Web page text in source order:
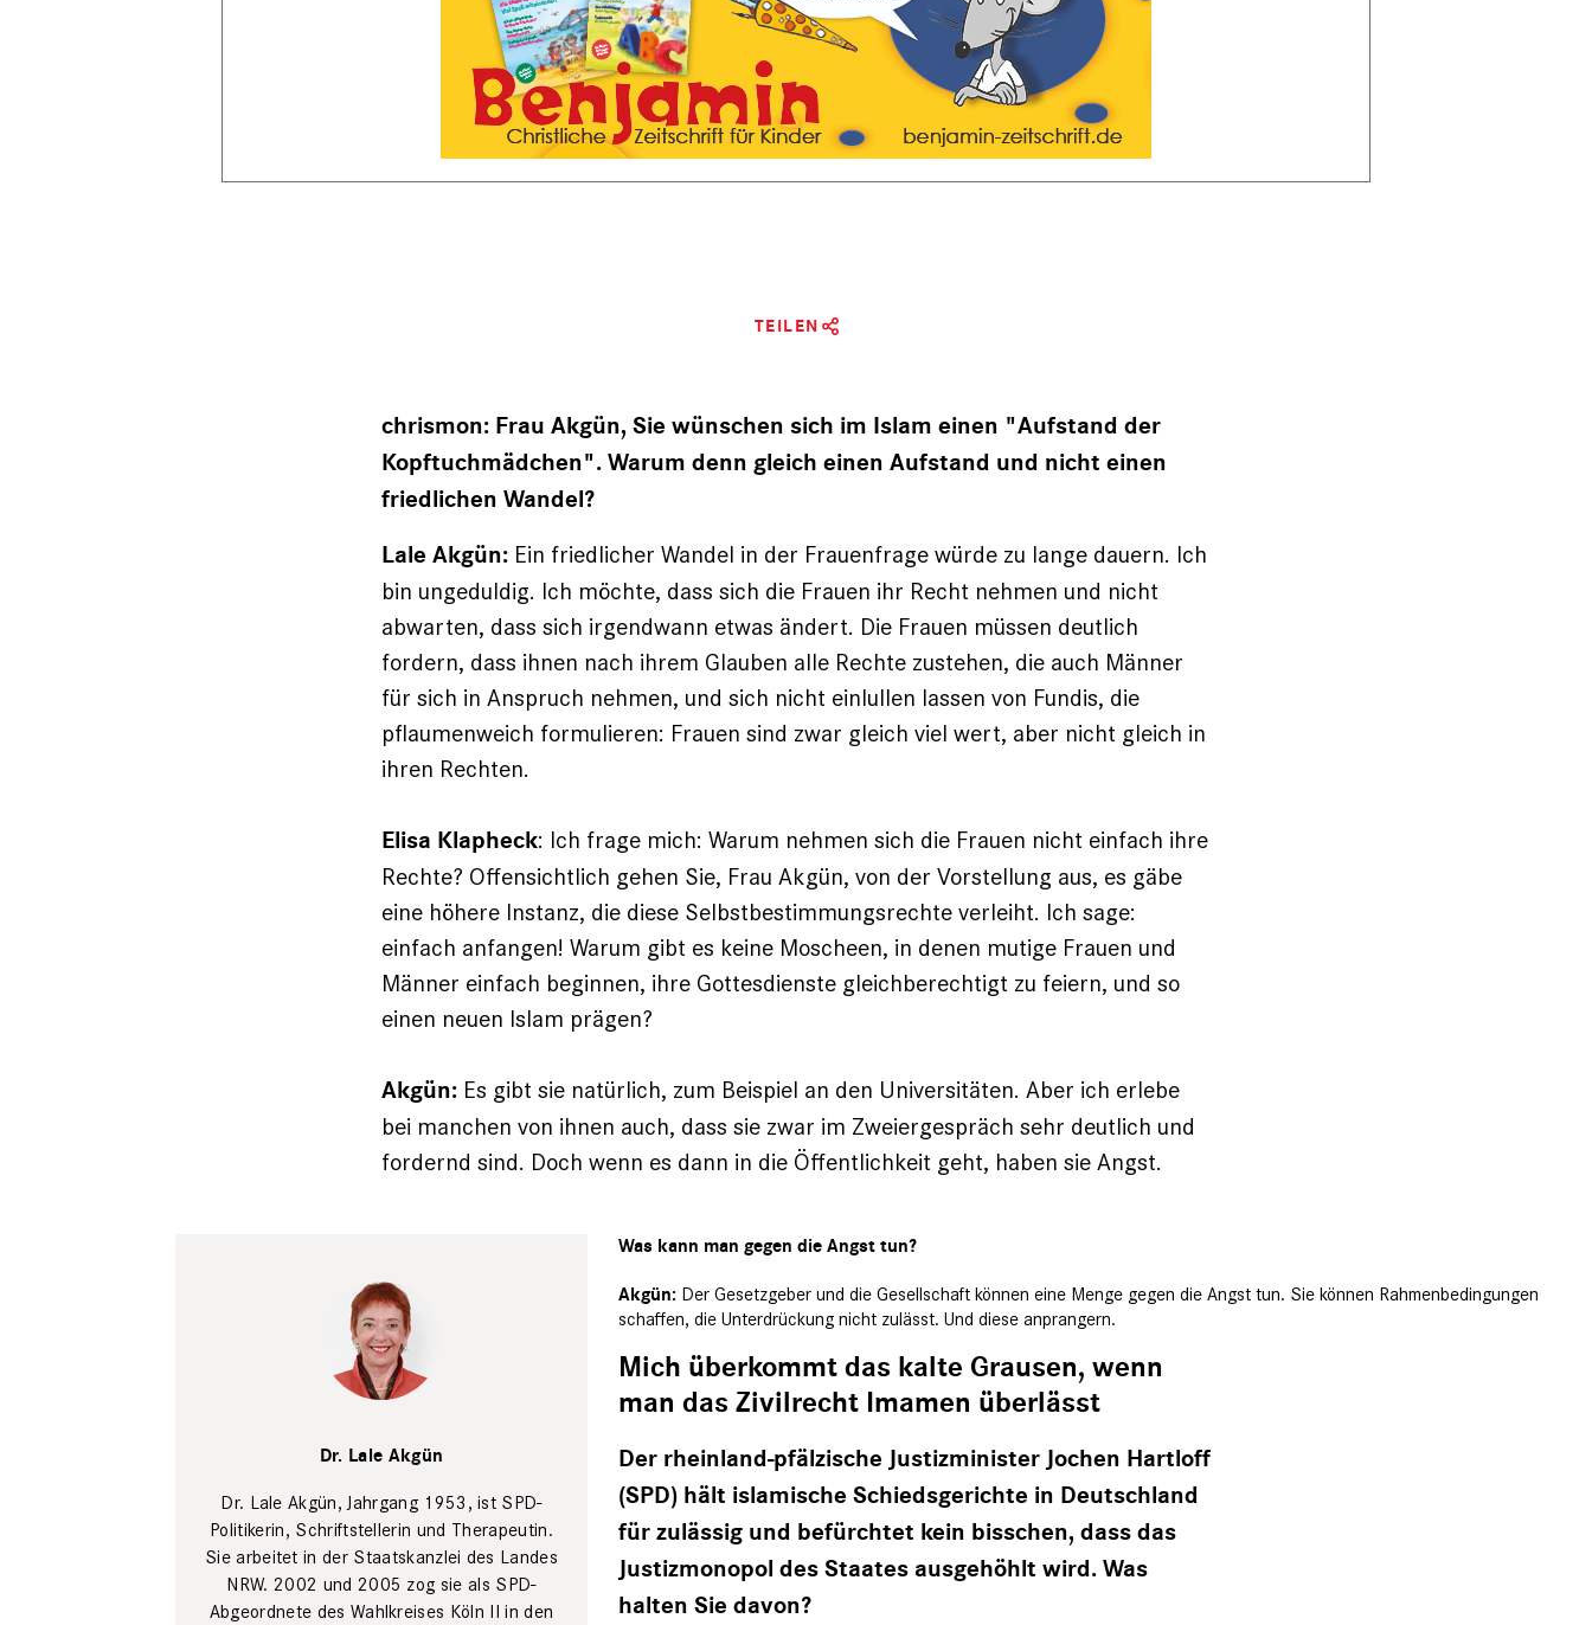
TEILEN
chrismon: Frau Akgün, Sie wünschen sich im Islam einen "Aufstand der
Kopftuchmädchen". Warum denn gleich einen Aufstand und nicht einen
friedlichen Wandel?
Lale Akgün: Ein friedlicher Wandel in der Frauenfrage würde zu lange dauern. Ich
bin ungeduldig. Ich möchte, dass sich die Frauen ihr Recht nehmen und nicht
abwarten, dass sich irgendwann etwas ändert. Die Frauen müssen deutlich
fordern, dass ihnen nach ihrem Glauben alle Rechte zustehen, die auch Männer
für sich in Anspruch nehmen, und sich nicht einlullen lassen von Fundis, die
pflaumenweich formulieren: Frauen sind zwar gleich viel wert, aber nicht gleich in
ihren Rechten.
Elisa Klapheck: Ich frage mich: Warum nehmen sich die Frauen nicht einfach ihre
Rechte? Offensichtlich gehen Sie, Frau Akgün, von der Vorstellung aus, es gäbe
eine höhere Instanz, die diese Selbstbestimmungsrechte verleiht. Ich sage:
einfach anfangen! Warum gibt es keine Moscheen, in denen mutige Frauen und
Männer einfach beginnen, ihre Gottesdienste gleichberechtigt zu feiern, und so
einen neuen Islam prägen?
Akgün: Es gibt sie natürlich, zum Beispiel an den Universitäten. Aber ich erlebe
bei manchen von ihnen auch, dass sie zwar im Zweiergespräch sehr deutlich und
fordernd sind. Doch wenn es dann in die Öffentlichkeit geht, haben sie Angst.
Dr. Lale Akgün
Dr. Lale Akgün, Jahrgang 1953, ist SPD-
Politikerin, Schriftstellerin und Therapeutin.
Sie arbeitet in der Staatskanzlei des Landes
NRW. 2002 und 2005 zog sie als SPD-
Abgeordnete des Wahlkreises Köln II in den
Was kann man gegen die Angst tun?
Akgün: Der Gesetzgeber und die Gesellschaft können eine Menge gegen die Angst tun. Sie können Rahmenbedingungen
schaffen, die Unterdrückung nicht zulässt. Und diese anprangern.
Mich überkommt das kalte Grausen, wenn
man das Zivilrecht Imamen überlässt
Der rheinland-pfälzische Justizminister Jochen Hartloff
(SPD) hält islamische Schiedsgerichte in Deutschland
für zulässig und befürchtet kein bisschen, dass das
Justizmonopol des Staates ausgehöhlt wird. Was
halten Sie davon?